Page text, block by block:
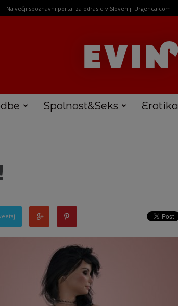
Največji spoznavni portal za odrasle v Sloveniji Urgenca.com
Spolnost&Seks Erotika